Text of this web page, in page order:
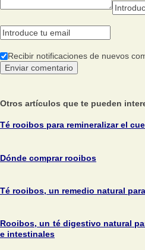
Recibir notificaciones de nuevos
Otros artículos que te pueden
Té rooibos para remineralizar el
Dónde comprar rooibos
Té rooibos, un remedio natural
Rooibos, un té digestivo natural
e intestinales